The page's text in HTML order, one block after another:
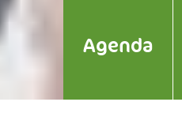
Agenda